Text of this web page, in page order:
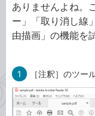
ありませんよね。
ー」「取り消し線
由描画」の機能を
1 ［注釈］のツー